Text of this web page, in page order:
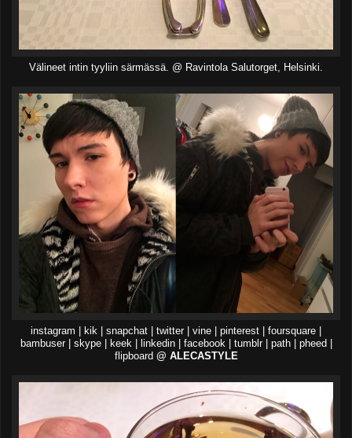
Välineet intin tyyliin särmässä. @ Ravintola Salutorget, Helsinki.
instagram | kik | snapchat | twitter | vine | pinterest | foursquare |
bambuser | skype | keek | linkedin | facebook | tumblr | path | pheed |
flipboard @ ALECASTYLE